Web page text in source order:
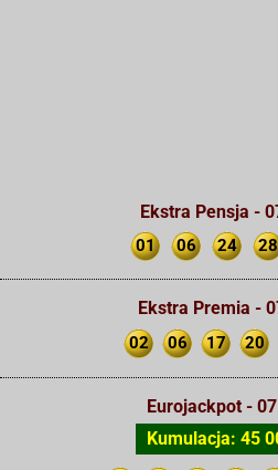
Ekstra Pensja -
01 06 24 28
Ekstra Premia -
02 06 17 20
Eurojackpot -
Kumulacja: 45